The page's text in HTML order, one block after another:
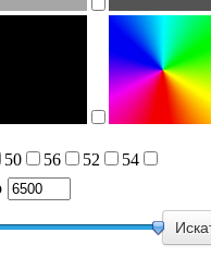
50 56 52
54